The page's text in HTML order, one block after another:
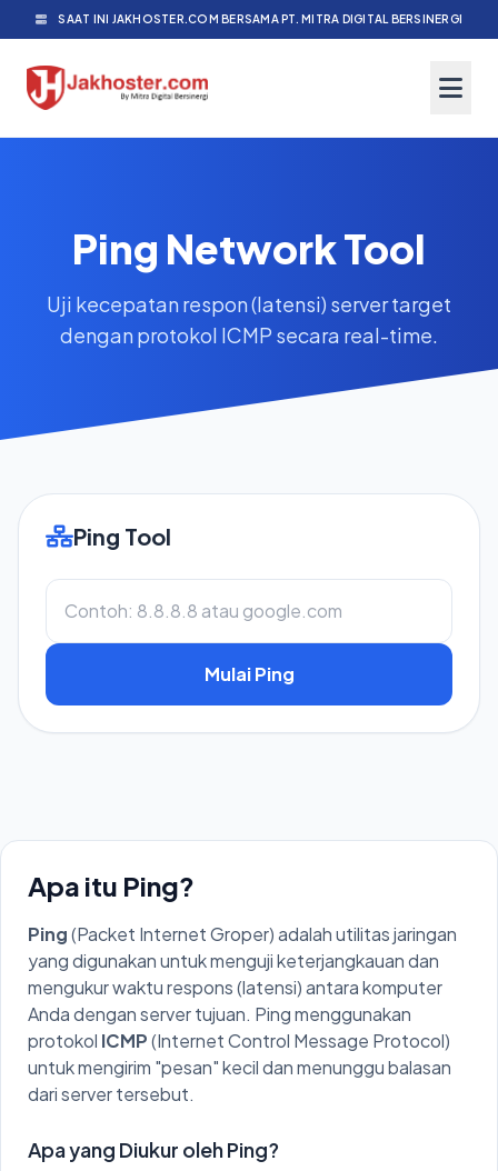
SAAT INI JAKHOSTER.COM BERSAMA PT. MITRA DIGITAL BERSINERGI
Ping Network Tool
Uji kecepatan respon (latensi) server target
dengan protokol ICMP secara real-time.
Ping Tool
Mulai Ping
Apa itu Ping?
Ping(Packet Internet Groper) adalah utilitas jaringan
yang digunakan untuk menguji keterjangkauan dan
mengukur waktu respons (latensi) antara komputer
Anda dengan server tujuan. Ping menggunakan
protokol ICMP(Internet Control Message Protocol)
untuk mengirim "pesan" kecil dan menunggu balasan
dari server tersebut.
Apa yang Diukur oleh Ping?